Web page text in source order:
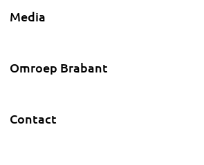
Media
Omroep Brabant
Contact